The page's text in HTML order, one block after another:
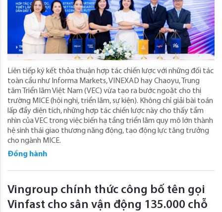
Liên tiếp ký kết thỏa thuận hợp tác chiến lược với những đối tác
toàn cầu như Informa Markets, VINEXAD hay Chaoyu, Trung
tâm Triển lãm Việt Nam (VEC) vừa tạo ra bước ngoặt cho thị
trường MICE (hội nghị, triển lãm, sự kiện). Không chỉ giải bài toán
lấp đầy diện tích, những hợp tác chiến lược này cho thấy tầm
nhìn của VEC trong việc biến hạ tầng triển lãm quy mô lớn thành
hệ sinh thái giao thương năng động, tạo động lực tăng trưởng
cho ngành MICE.
Đồng hành
Vingroup chính thức công bố tên gọi
Vinfast cho sân vận động 135.000 chỗ